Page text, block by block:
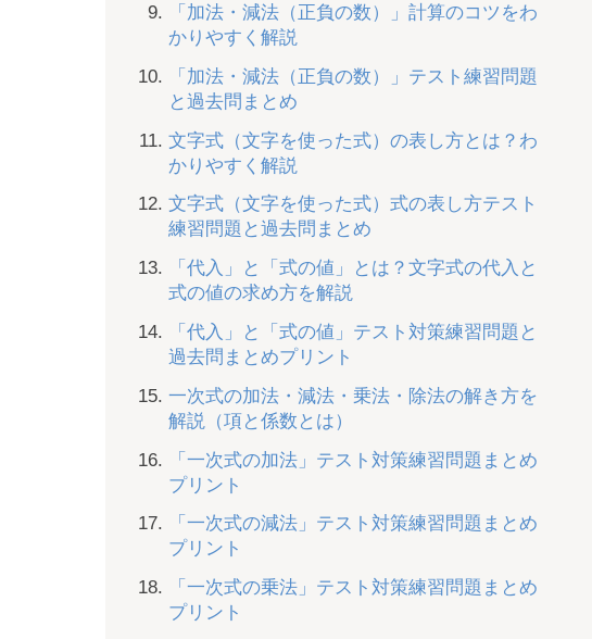
「加法・減法（正負の数）」計算のコツをわ
かりやすく解説
「加法・減法（正負の数）」テスト練習問題
と過去問まとめ
文字式（文字を使った式）の表し方とは？わ
かりやすく解説
文字式（文字を使った式）式の表し方テスト
練習問題と過去問まとめ
「代入」と「式の値」とは？文字式の代入と
式の値の求め方を解説
「代入」と「式の値」テスト対策練習問題と
過去問まとめプリント
一次式の加法・減法・乗法・除法の解き方を
解説（項と係数とは）
「一次式の加法」テスト対策練習問題まとめ
プリント
「一次式の減法」テスト対策練習問題まとめ
プリント
「一次式の乗法」テスト対策練習問題まとめ
プリント